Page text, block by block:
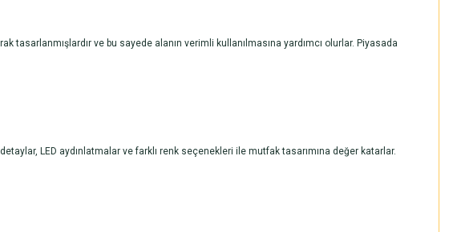
tasarlanmışlardır ve bu sayede alanın verimli kullanılmasına yardımcı olurlar. Piyasada
LED aydınlatmalar ve farklı renk seçenekleri ile mutfak tasarımına değer katarlar.